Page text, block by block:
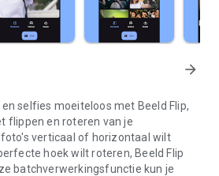
arrow_forward
selfies moeiteloos met Beeld Flip,
flippen en roteren van je
verticaal of horizontaal wilt
hoek wilt roteren, Beeld Flip
batchverwerkingsfunctie kun je